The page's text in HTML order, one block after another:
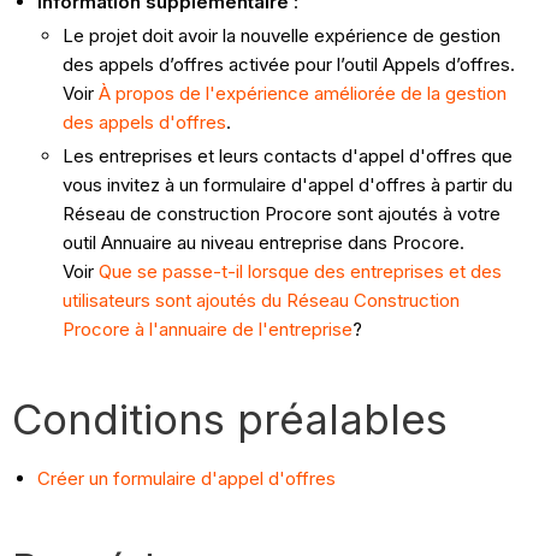
Le projet doit avoir la nouvelle expérience de gestion
des appels d’offres activée pour l’outil Appels d’offres.
VoirÀ propos de l'expérience améliorée de la gestion
des appels d'offres.
Les entreprises et leurs contacts d'appel d'offres que
vous invitez à un formulaire d'appel d'offres à partir du
Réseau de construction Procore sont ajoutés à votre
outil Annuaire au niveau entreprise dans Procore.
VoirQue se passe-t-il lorsque des entreprises et des
utilisateurs sont ajoutés du Réseau Construction
Procore à l'annuaire de l'entreprise?
Conditions préalables
Créer un formulaire d'appel d'offres